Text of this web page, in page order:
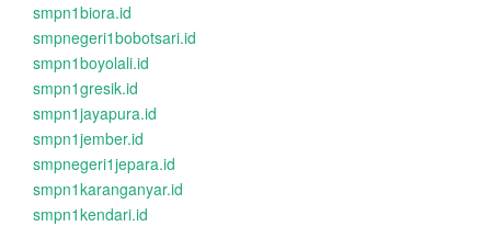
smpn1biora.id
smpnegeri1bobotsari.id
smpn1boyolali.id
smpn1gresik.id
smpn1jayapura.id
smpn1jember.id
smpnegeri1jepara.id
smpn1karanganyar.id
smpn1kendari.id